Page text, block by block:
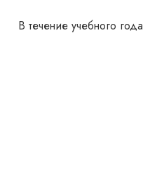
В течение учебного года